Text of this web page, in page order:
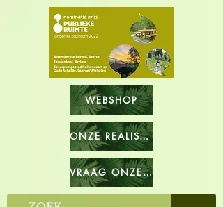
WEBSHOP
ONZE REALISATIES
VRAAG ONZE CATALOGUS OP